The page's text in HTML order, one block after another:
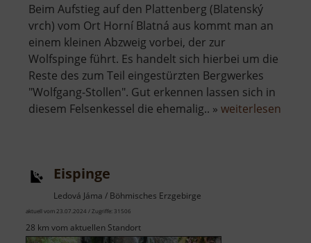
Beim Aufstieg auf den Plattenberg (Blatenský
vrch) vom Ort Horní Blatná aus kommt man an
einem kleinen Abzweig vorbei, der zur
Wolfspinge führt. Es handelt sich hierbei um die
Reste des zum Teil eingestürzten Bergwerkes
"Wolfgang-Stollen". Gut erkennen lassen sich in
diesem Felsenkessel die ehemalig.. » weiterlesen
Eispinge
Ledová Jáma / Böhmisches Erzgebirge
aktuell vom 23.07.2024 / Zugriffe: 31506
28 km vom aktuellen Standort